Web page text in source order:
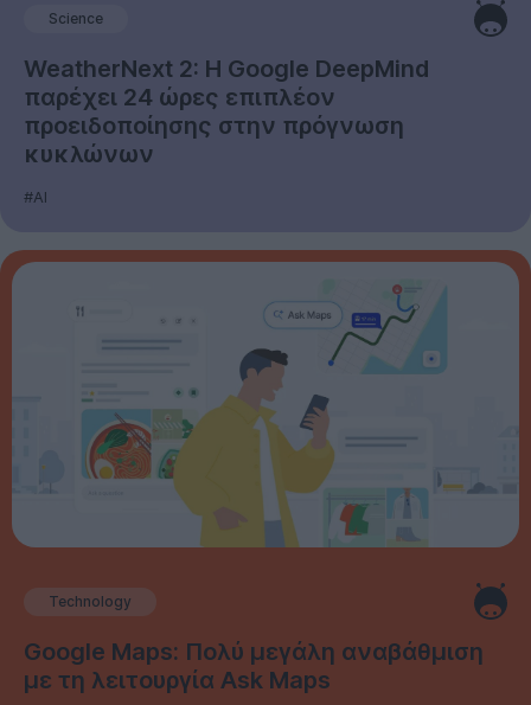
Science
WeatherNext 2: Η Google DeepMind
παρέχει 24 ώρες επιπλέον
προειδοποίησης στην πρόγνωση
κυκλώνων
#AI
Technology
Google Maps: Πολύ μεγάλη αναβάθμιση
με τη λειτουργία Ask Maps